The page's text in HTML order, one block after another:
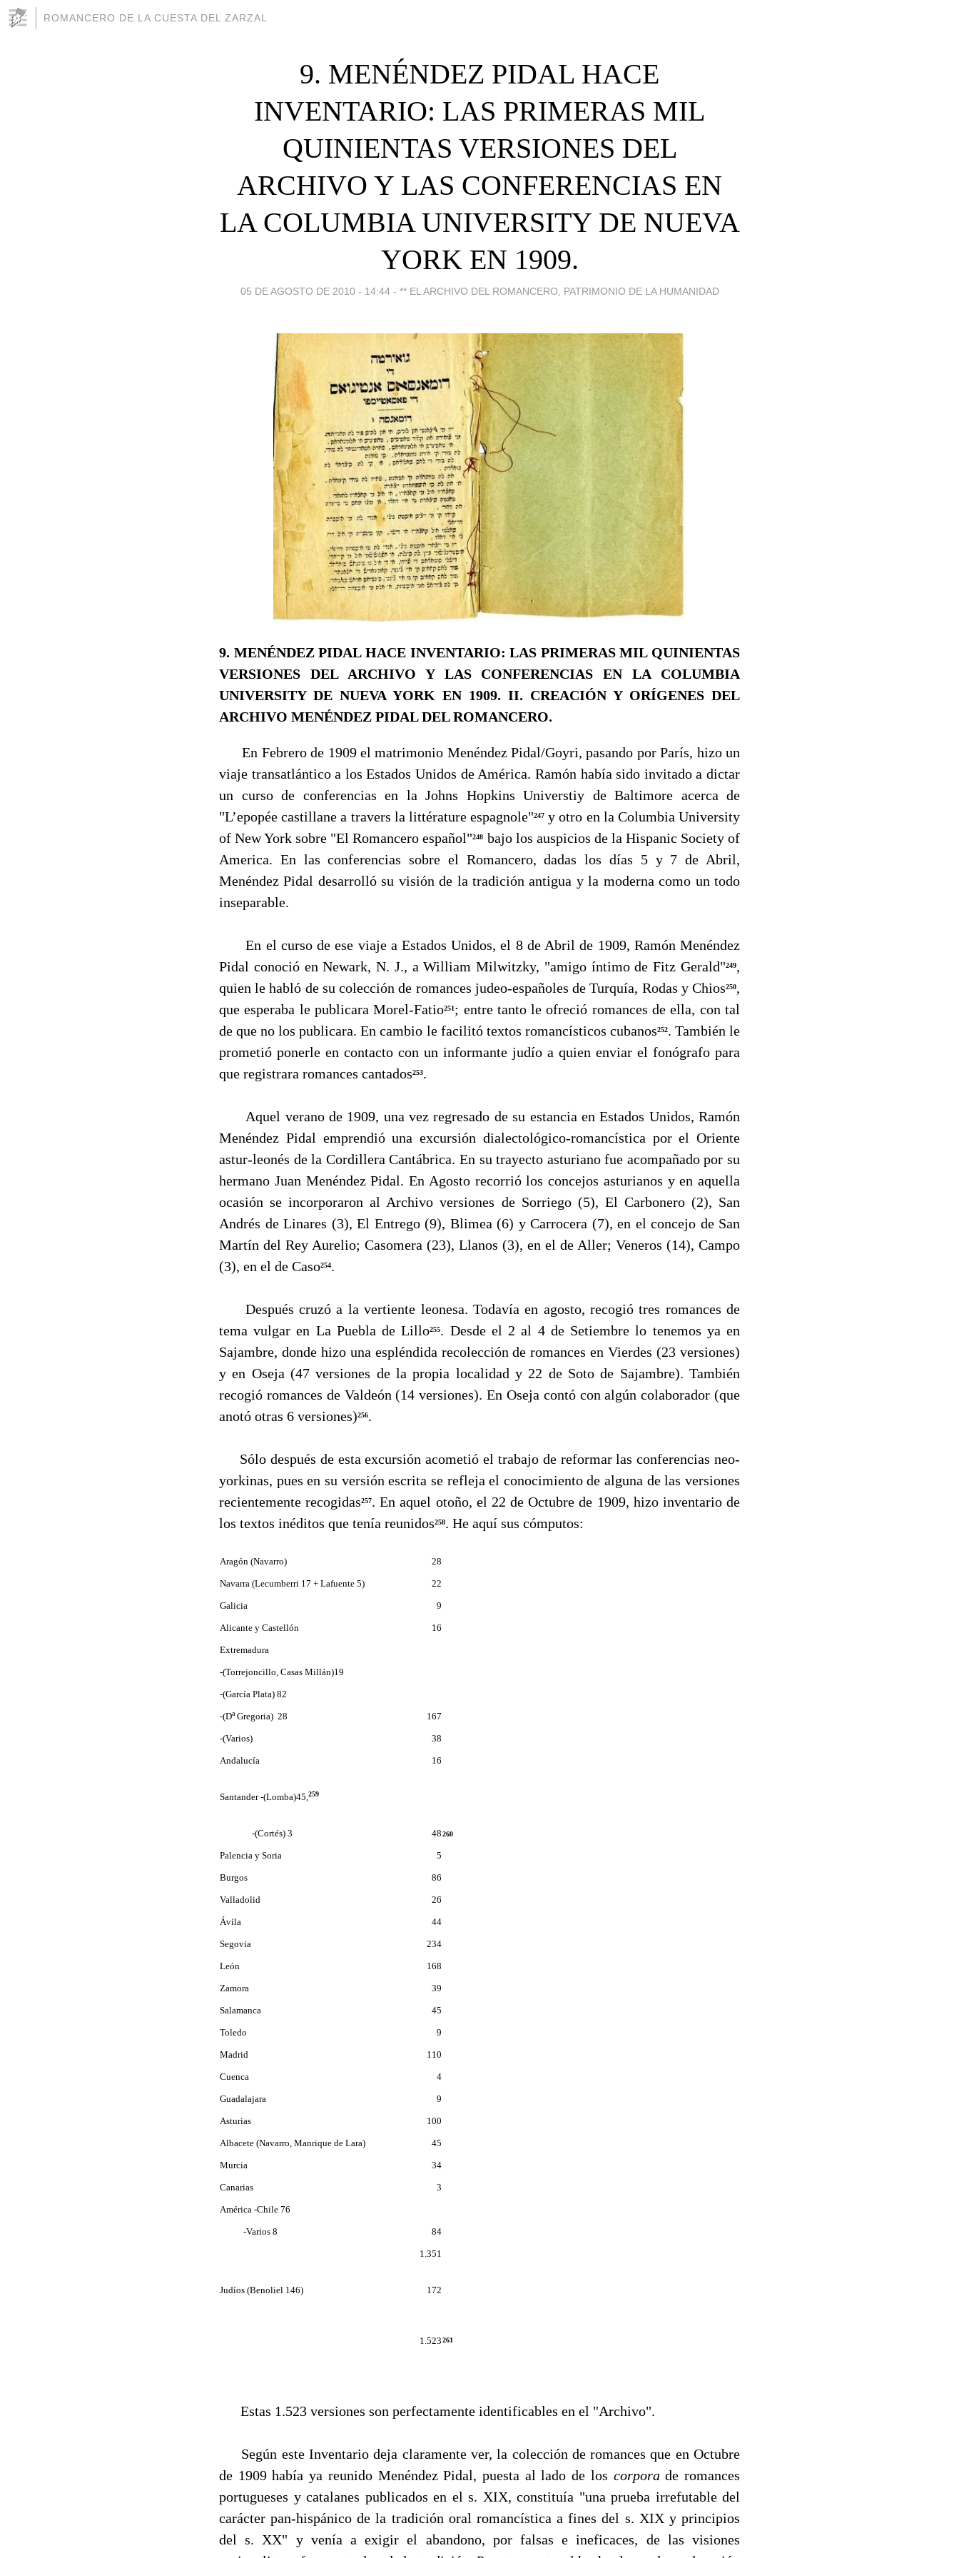
ROMANCERO DE LA CUESTA DEL ZARZAL
9. MENÉNDEZ PIDAL HACE
INVENTARIO: LAS PRIMERAS MIL
QUINIENTAS VERSIONES DEL
ARCHIVO Y LAS CONFERENCIAS EN
LA COLUMBIA UNIVERSITY DE NUEVA
YORK EN 1909.
05 DE AGOSTO DE 2010 - 14:44 - ** EL ARCHIVO DEL ROMANCERO, PATRIMONIO DE LA HUMANIDAD
9. MENÉNDEZ PIDAL HACE INVENTARIO: LAS PRIMERAS MIL QUINIENTAS
VERSIONES DEL ARCHIVO Y LAS CONFERENCIAS EN LA COLUMBIA
UNIVERSITY DE NUEVA YORK EN 1909. II. CREACIÓN Y ORÍGENES DEL
ARCHIVO MENÉNDEZ PIDAL DEL ROMANCERO.
En Febrero de 1909 el matrimonio Menéndez Pidal/Goyri, pasando por París, hizo un
via­je transatlántico a los Estados Unidos de América. Ramón había sido invitado a dictar
un cur­so de conferencias en la Johns Hopkins Universtiy de Baltimore acerca de
"L’epopée castillane a travers la littérature espagnole"247 y otro en la Columbia University
of New York sobre "El Ro­mancero español"248 bajo los auspicios de la Hispanic Society of
America. En las conferencias sobre el Romancero, dadas los días 5 y 7 de Abril,
Menéndez Pidal desarrolló su visión de la tra­dición antigua y la moderna como un todo
inseparable.
En el curso de ese viaje a Estados Unidos, el 8 de Abril de 1909, Ramón Menéndez
Pidal co­noció en Newark, N. J., a William Milwitzky, "amigo íntimo de Fitz Gerald"249,
quien le habló de su colección de romances judeo-españoles de Turquía, Rodas y Chios250,
que esperaba le pu­blicara Morel-Fatio251; entre tanto le ofreció romances de ella, con tal
de que no los publicara. En cambio le facilitó textos romancísticos cubanos252. También le
prometió ponerle en contacto con un informante judío a quien enviar el fonógrafo para
que registrara romances cantados253.
Aquel verano de 1909, una vez regresado de su estancia en Estados Unidos, Ramón
Menén­dez Pidal emprendió una excursión dialectológico-romancística por el Oriente
astur-leonés de la Cordillera Cantábrica. En su trayecto asturiano fue acompañado por su
hermano Juan Me­néndez Pidal. En Agosto recorrió los concejos asturianos y en aquella
ocasión se incorporaron al Archivo versiones de Sorriego (5), El Carbonero (2), San
Andrés de Linares (3), El Entrego (9), Blimea (6) y Carrocera (7), en el concejo de San
Martín del Rey Aurelio; Casomera (23), Llanos (3), en el de Aller; Veneros (14), Campo
(3), en el de Caso254.
Después cruzó a la vertiente leonesa. Todavía en agosto, recogió tres romances de
tema vul­gar en La Puebla de Lillo255. Desde el 2 al 4 de Setiembre lo tenemos ya en
Sajambre, donde hizo una espléndida recolección de romances en Vierdes (23 versiones)
y en Oseja (47 versiones de la propia localidad y 22 de Soto de Sajambre). También
recogió romances de Valdeón (14 versiones). En Oseja contó con algún colaborador (que
anotó otras 6 versiones)256.
Sólo después de esta excursión acometió el trabajo de reformar las conferencias neo-
yorkinas, pues en su versión escrita se refleja el conocimiento de alguna de las versiones
recientemente re­cogidas257. En aquel otoño, el 22 de Octubre de 1909, hizo inventario de
los textos inéditos que tenía reunidos258. He aquí sus cómputos:
Aragón (Navarro) 28
Navarra (Lecumberri 17 + Lafuente 5) 22
Galicia 9
Alicante y Castellón 16
Extremadura
-(Torrejoncillo, Casas Millán)19
-(García Plata) 82
-(DaGregoria) 28 167
-(Varios) 38
Andalucía 16
Santander -(Lomba)45, 259
-(Cortés) 3 48260
Palencia y Soria 5
Burgos 86
Valladolid 26
Ávila 44
Segovia 234
León 168
Zamora 39
Salamanca 45
Toledo 9
Madrid 110
Cuenca 4
Guadalajara 9
Asturias 100
Albacete (Navarro, Manrique de Lara) 45
Murcia 34
Canarias 3
América -Chile 76
-Varios 8 84
1.351
Judíos (Benoliel 146) 172
1.523261
Estas 1.523 versiones son perfectamente identificables en el "Archivo".
Según este Inventario deja claramente ver, la colección de romances que en Octubre
de 1909 había ya reunido Menéndez Pidal, puesta al lado de los corporade romances
portugueses y ca­talanes publicados en el s. XIX, constituía "una prueba irrefutable del
carácter pan-hispánico de la tradición oral romancística a fines del s. XIX y principios
del s. XX" y venía a exigir el aban­dono, por falsas e ineficaces, de las visiones